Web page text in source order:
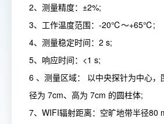
2、测量精度：±2%;
3、工作温度范围：-20℃～+65℃;
4、测量稳定时间：2 s;
5、响应时间：<1 s;
6 、测量区域： 以中央探针为中心，
径为 7cm、高为 7cm 的圆柱体;
7、WIFI辐射距离：空旷地带半径80